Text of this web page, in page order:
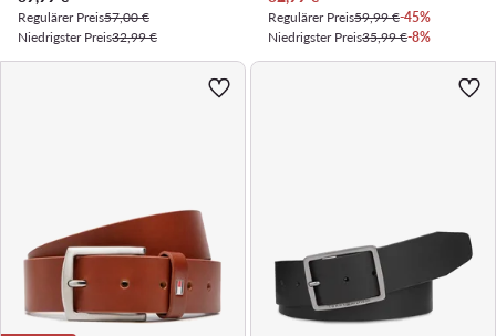
Regulärer Preis57,00 €
Niedrigster Preis32,99 €
Regulärer Preis59,99 €-45%
Niedrigster Preis35,99 €-8%